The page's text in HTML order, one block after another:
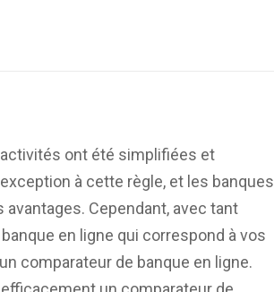
activités ont été simplifiées et
à cette règle, et les banques
Cependant, avec tant
en ligne qui correspond à vos
comparateur de banque en ligne.